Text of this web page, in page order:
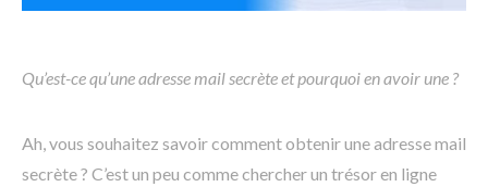
Qu’est-ce qu’une adresse mail secrète et pourquoi en avoir une ?
Ah, vous souhaitez savoir comment obtenir une adresse mail
secrète ? C’est un peu comme chercher un trésor en ligne